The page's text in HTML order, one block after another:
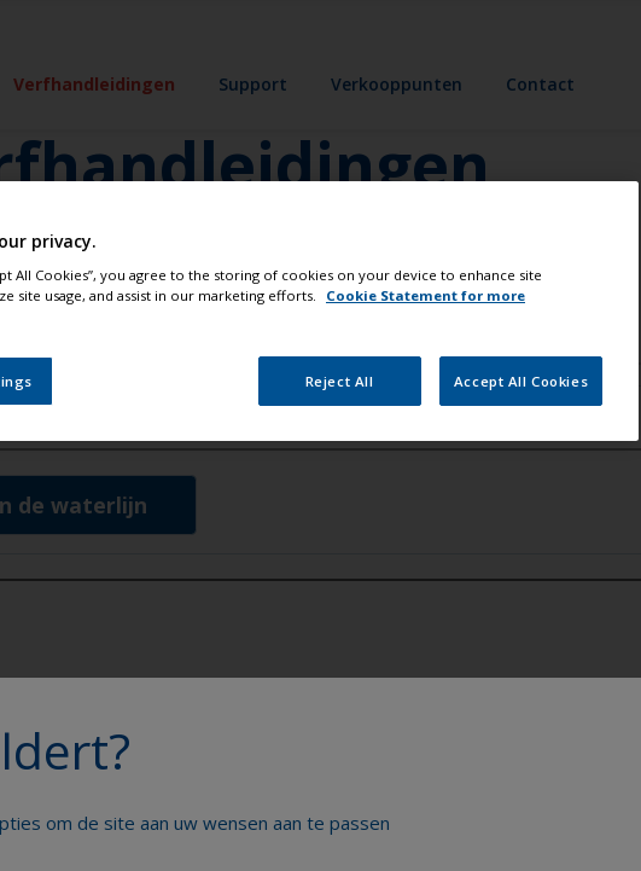
Verfhandleidingen Support Verkooppunten Contact
voor u een aangepaste handleiding.
methoden en zelfs professionele tips.
de waterlijn
tot 17.00 uur
om de site aan uw wensen aan te passen
privacy.
All Cookies”, you agree to the storing of cookies on your device to enhance site
site usage, and assist in our marketing efforts.
Cookie Statement for more
Reject All Accept All Cookies